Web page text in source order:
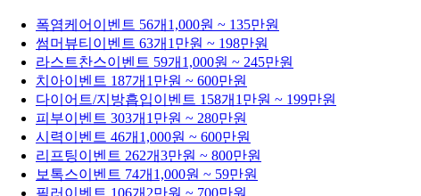
폭염케어 이벤트 56개 1,000원 ~ 135만원
썸머뷰티 이벤트 63개 1만원 ~ 198만원
라스트찬스이벤트 59개 1,000원 ~ 245만원
치아이벤트 187개 1만원 ~ 600만원
다이어트/지방흡입이벤트 158개 1만원 ~ 199만원
피부이벤트 303개 1만원 ~ 280만원
시력이벤트 46개 1,000원 ~ 600만원
리프팅이벤트 262개3만원 ~ 800만원
보톡스이벤트 74개 1,000원 ~ 59만원
필러 이벤트 106개 2만원 ~ 700만원